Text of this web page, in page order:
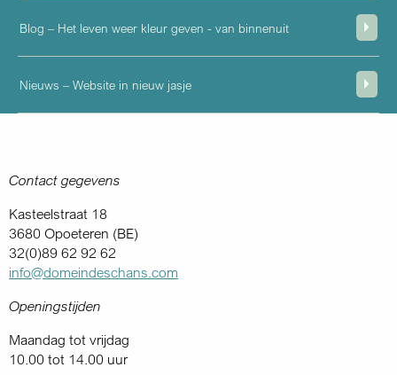
Blog – Het leven weer kleur geven - van binnenuit
Nieuws – Website in nieuw jasje
Contact gegevens
Kasteelstraat 18
3680 Opoeteren (BE)
32(0)89 62 92 62
info@domeindeschans.com
Openingstijden
Maandag tot vrijdag
10.00 tot 14.00 uur